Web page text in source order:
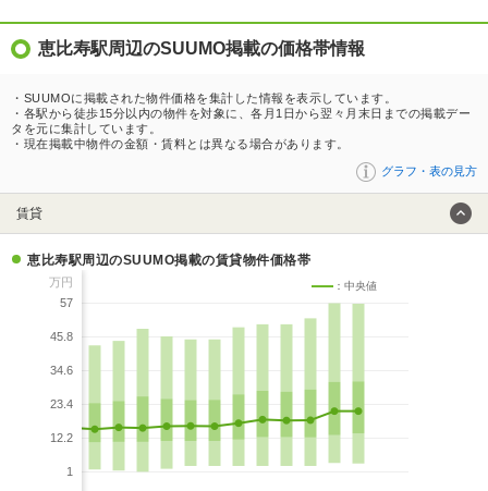
恵比寿駅周辺のSUUMO掲載の価格帯情報
・SUUMOに掲載された物件価格を集計した情報を表示しています。
・各駅から徒歩15分以内の物件を対象に、各月1日から翌々月末日までの掲載デー
タを元に集計しています。
・現在掲載中物件の金額・賃料とは異なる場合があります。
グラフ・表の見方
賃貸
恵比寿駅周辺のSUUMO掲載の賃貸物件価格帯
万円
57
45.8
34.6
23.4
12.2
1
：中央値